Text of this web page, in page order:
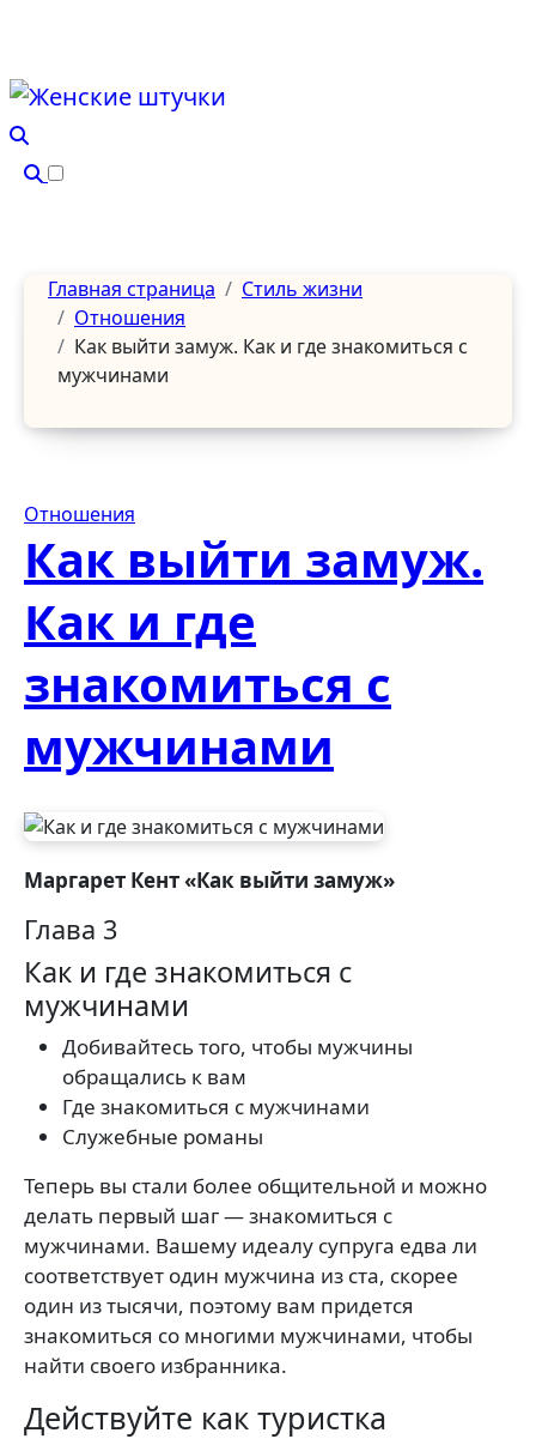
Главная страница
Стиль жизни
Отношения
Как выйти замуж. Как и где знакомиться с
мужчинами
Отношения
Как выйти замуж.
Как и где
знакомиться с
мужчинами
Маргарет Кент «Как выйти замуж»
Глава 3
Как и где знакомиться с
мужчинами
Добивайтесь того, чтобы мужчины
обращались к вам
Где знакомиться с мужчинами
Служебные романы
Теперь вы стали более общительной и можно
делать первый шаг — знакомиться с
мужчинами. Вашему идеалу супруга едва ли
соответствует один мужчина из ста, скорее
один из тысячи, поэтому вам придется
знакомиться со многими мужчинами, чтобы
найти своего избранника.
Действуйте как туристка